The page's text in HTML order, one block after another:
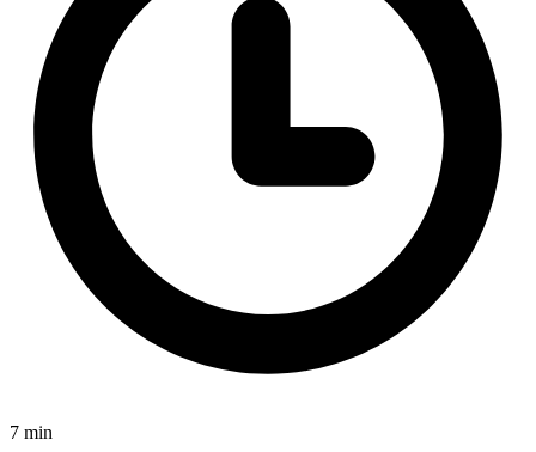
7 min